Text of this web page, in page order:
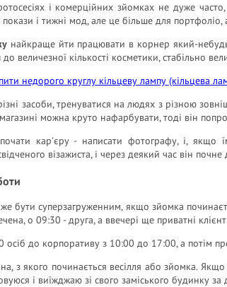
і комерційних зйомках не дуже
і тижні мод, але це більше для
найкраще йти працювати в корнер який-
до величезної кількості косметики, стабільно
засоби, тренуватися на людях з різною
магазині можна круто нафарбувати, тоді він
кар'єру - написати фотографу, і,
візажиста, і через деякий час він
бути суперзагруженним, якщо зйомка
о 09:30 - друга, а ввечері ще приватні
осіб до корпоративу з 10:00 до 17:00, а потім
з якого починається весілля або зйомка.
і виїжджаю зі свого заміського будинку за